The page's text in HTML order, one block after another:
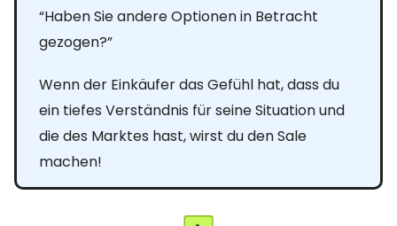
“Haben Sie andere Optionen in Betracht
gezogen?”
Wenn der Einkäufer das Gefühl hat, dass du
ein tiefes Verständnis für seine Situation und
die des Marktes hast, wirst du den Sale
machen!